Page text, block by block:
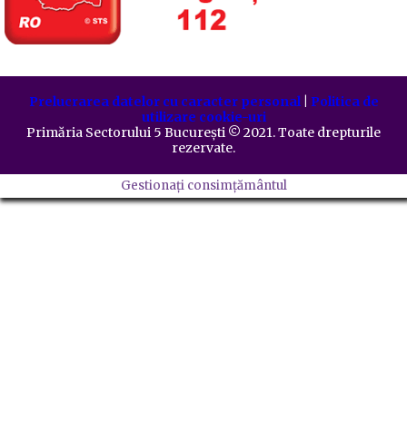
Prelucrarea datelor cu caracter personal| Politica de
utilizare cookie-uri
Primăria Sectorului 5 București ©️ 2021. Toate drepturile
rezervate.
Gestionați consimțământul